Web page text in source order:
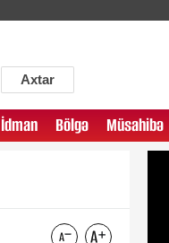
Axtar
İdman Bölgə Müsahibə